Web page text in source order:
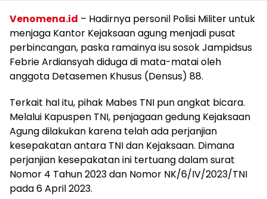
Venomena.id – Hadirnya personil Polisi Militer untuk
menjaga Kantor Kejaksaan agung menjadi pusat
perbincangan, paska ramainya isu sosok Jampidsus
Febrie Ardiansyah diduga di mata-matai oleh
anggota Detasemen Khusus (Densus) 88.
Terkait hal itu, pihak Mabes TNI pun angkat bicara.
Melalui Kapuspen TNI, penjagaan gedung Kejaksaan
Agung dilakukan karena telah ada perjanjian
kesepakatan antara TNI dan Kejaksaan. Dimana
perjanjian kesepakatan ini tertuang dalam surat
Nomor 4 Tahun 2023 dan Nomor NK/6/IV/2023/TNI
pada 6 April 2023.